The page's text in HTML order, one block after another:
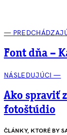
—
Font dňa –
NÁSLEDUJÚCI —
Ako spraviť
fotoštúdio
ČLÁNKY, KTORÉ BY